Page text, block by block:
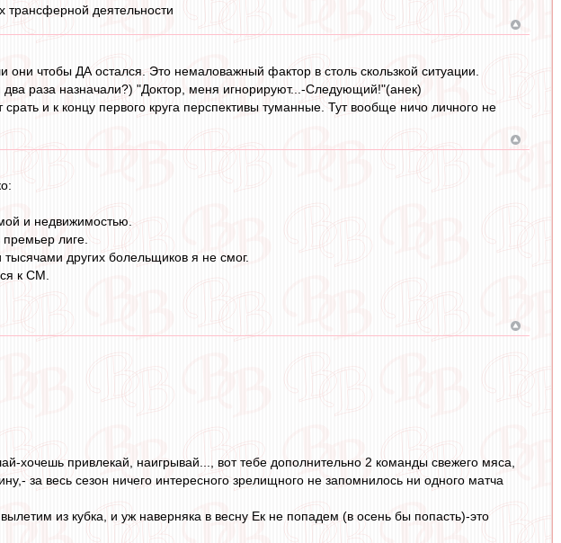
трансферной деятельности
чтобы ДА остался. Это немаловажный фактор в столь скользкой ситуации.
раза назначали?) "Доктор, меня игнорируют...-Следующий!"(анек)
и к концу первого круга перспективы туманные. Тут вообще ничо личного не
и недвижимостью.
лиге.
других болельщиков я не смог.
к СМ.
хочешь привлекай, наигрывай..., вот тебе дополнительно 2 команды свежего мяса,
за весь сезон ничего интересного зрелищного не запомнилось ни одного матча
из кубка, и уж наверняка в весну Ек не попадем (в осень бы попасть)-это